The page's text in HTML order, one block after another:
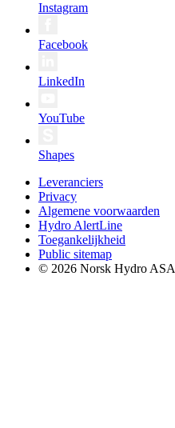
Instagram
Facebook
LinkedIn
YouTube
Shapes
Leveranciers
Privacy
Algemene voorwaarden
Hydro AlertLine
Toegankelijkheid
Public sitemap
© 2026 Norsk Hydro ASA